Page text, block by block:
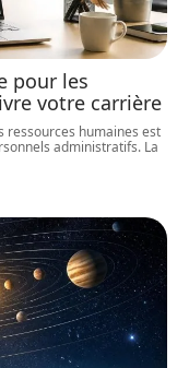
pour les
votre carrière
ressources humaines est
administratifs. La